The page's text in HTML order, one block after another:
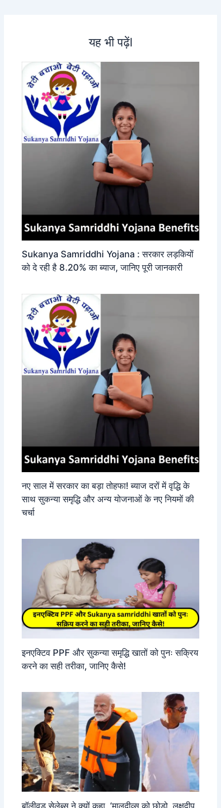
यह भी पढ़ेंl
Sukanya Samriddhi Yojana : सरकार लड़कियों
को दे रही है 8.20% का ब्याज, जानिए पूरी जानकारी
नए साल में सरकार का बड़ा तोहफा! ब्याज दरों में वृद्धि के
साथ सुकन्या समृद्धि और अन्य योजनाओं के नए नियमों की
चर्चा
इनएक्टिव PPF और सुकन्या समृद्धि खातों को पुनः सक्रिय
करने का सही तरीका, जानिए कैसे!
बॉलीवुड सेलेब्स ने क्यों कहा, ‘मालदीव्स को छोड़ो, लक्षद्वीप